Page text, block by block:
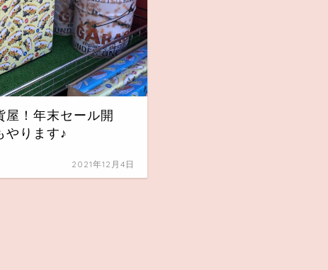
屋！年末セール開
やります♪
2021年12月4日